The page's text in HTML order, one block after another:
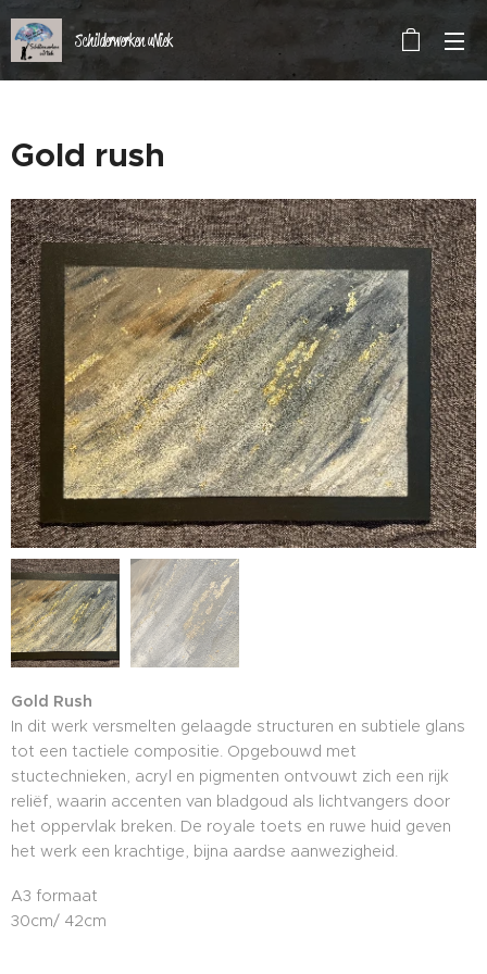
Schilderwerken uNiek
Gold rush
Gold Rush
In dit werk versmelten gelaagde structuren en subtiele glans
tot een tactiele compositie. Opgebouwd met
stuctechnieken, acryl en pigmenten ontvouwt zich een rijk
reliëf, waarin accenten van bladgoud als lichtvangers door
het oppervlak breken. De royale toets en ruwe huid geven
het werk een krachtige, bijna aardse aanwezigheid.
A3 formaat
30cm/ 42cm